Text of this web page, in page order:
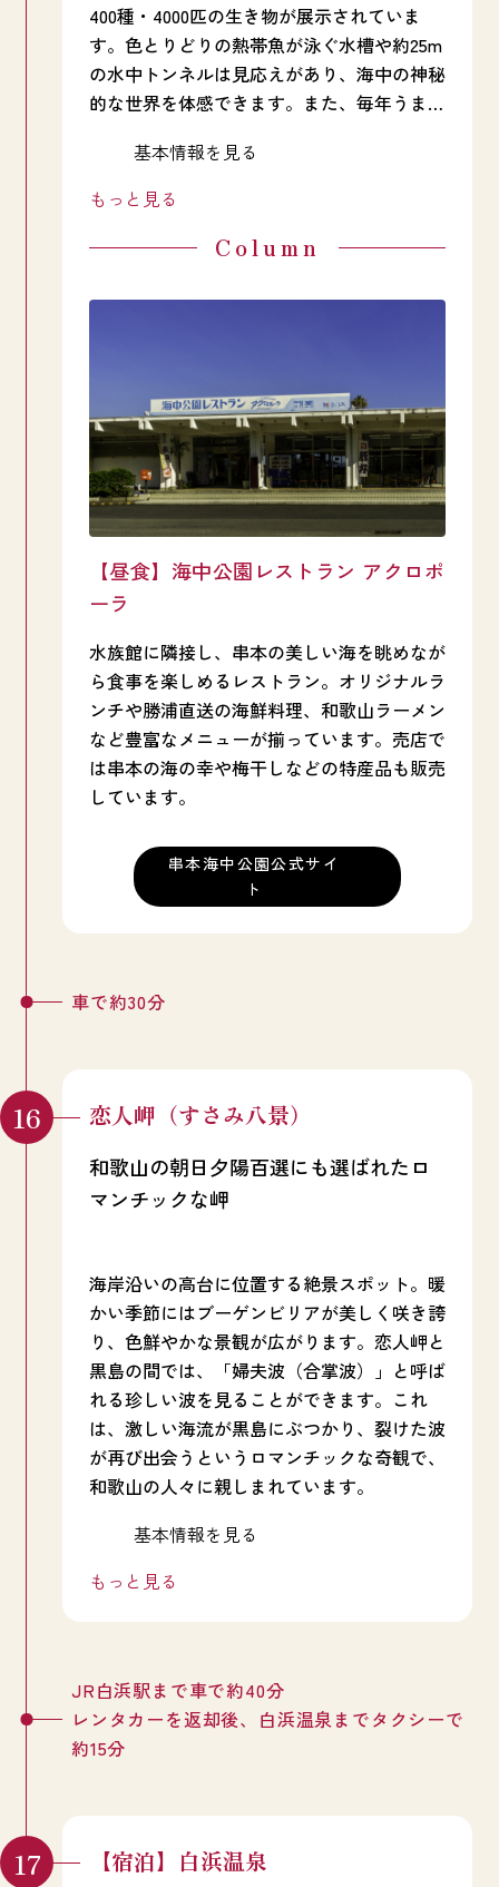
400種・4000匹の生き物が展示されていま
す。色とりどりの熱帯魚が泳ぐ水槽や約25m
の水中トンネルは見応えがあり、海中の神秘
的な世界を体感できます。また、毎年うまれ
超える大ウミガメに会えるウミガメパークも
大人気。毎日開催の子ガメタッチ体験も要チ
水族館で海中生物について学んだら、実際に
海の中を観察してみませんか？船の側面が窓
リス」に乗ると、まるで海の中にいるかのよ
海中展望塔では水深6.3mの海の中を観察で
ん。展望塔の周りに集まってきた魚たちが
悠々と泳ぐ様子に、心が和むひとときが過ご
せそう。
す。特におすすめは「三色マグロ丼」や土日
祝限定の「月見釜揚げしらす丼」。海の幸を
堪能しながらゆったりとした時間を過ごせま
す。
売店ではここでしか手に入らない限定グッズ
や南紀の特産品が揃っており、お土産選びに
もぴったりです。時間に余裕がある方は、ぜ
ひ体験プログラムやスノーケリング・ダイビ
必要な場合があるので、公式サイトでのご確
認をお忘れなく！
基本情報を見る
もっと見る
Column
【昼食】海中公園レストラン アクロポ
ーラ
水族館に隣接し、串本の美しい海を眺めなが
ら食事を楽しめるレストラン。オリジナルラ
ンチや勝浦直送の海鮮料理、和歌山ラーメン
など豊富なメニューが揃っています。売店で
は串本の海の幸や梅干しなどの特産品も販売
しています。
串本海中公園公式サイ
ト
車で約30分
恋人岬（すさみ八景）
和歌山の朝日夕陽百選にも選ばれたロ
マンチックな岬
海岸沿いの高台に位置する絶景スポット。暖
かい季節にはブーゲンビリアが美しく咲き誇
り、色鮮やかな景観が広がります。恋人岬と
黒島の間では、「婦夫波（合掌波）」と呼ば
れる珍しい波を見ることができます。これ
は、激しい海流が黒島にぶつかり、裂けた波
が再び出会うというロマンチックな奇観で、
和歌山の人々に親しまれています。
基本情報を見る
もっと見る
JR白浜駅まで車で約40分
レンタカーを返却後、白浜温泉までタクシーで
約15分
【宿泊】白浜温泉